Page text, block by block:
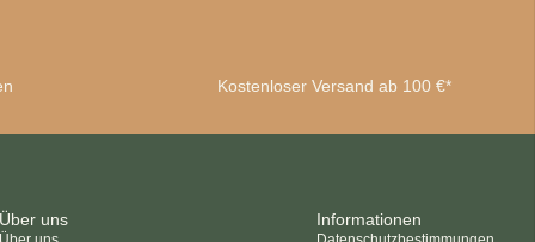
Kostenloser Versand ab 100 €*
Über uns Informationen